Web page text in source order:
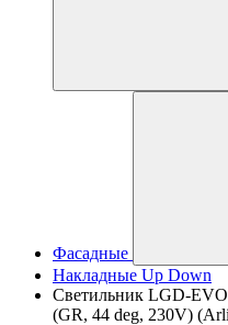
Фасадные
Накладные Up Down
Светильник LGD-
(GR, 44 deg, 230V)